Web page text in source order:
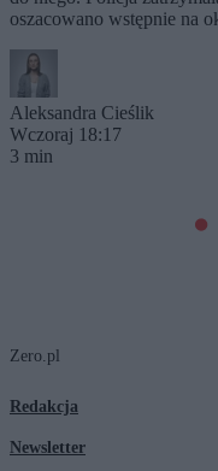
oszacowano wstępnie na
Aleksandra Cieślik
Wczoraj 18:17
3 min
Zero.pl
Redakcja
Newsletter